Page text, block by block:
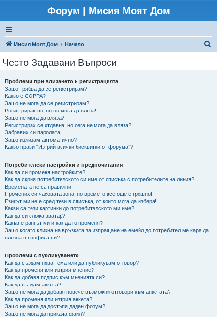
Форум | Мисия Моят Дом
Мисия Моят Дом Начало
Често Задавани Въпроси
Проблеми при влизането и регистрацията
Защо трябва да се регистрирам?
Какво е COPPA?
Защо не мога да се регистрирам?
Регистрирах се, но не мога да вляза!
Защо не мога да вляза?
Регистрирах се отдавна, но сега не мога да вляза?!
Забравих си паролата!
Защо излизам автоматично?
Какво прави “Изтрий всички бисквитки от форума”?
Потребителски настройки и предпочитания
Как да си променя настройките?
Как да скрия потребителското си име от списъка с потребителите на линия?
Времената не са правилни!
Промених си часовата зона, но времето все още е грешно!
Езикът ми не е сред тези в списъка, от които мога да избера!
Какви са тези картинки до потребителското ми име?
Как да си сложа аватар?
Какъв е рангът ми и как да го променя?
Защо когато кликна на връзката за изпращане на емейл до потребител ме кара да
влезна в профила си?
Проблеми с публикуването
Как да създам нова тема или да публикувам отговор?
Как да променя или изтрия мнение?
Как да добавя подпис към мненията си?
Как да създам анкета?
Защо не мога да добавя повече възможни отговори към анкетата?
Как да променя или изтрия анкета?
Защо не мога да достъпя даден форум?
Защо не мога да прикача файл?